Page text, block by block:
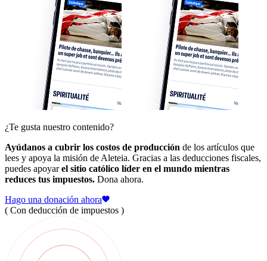
¿Te gusta nuestro contenido?
Ayúdanos a cubrir los costos de producción de los artículos que
lees y apoya la misión de Aleteia. Gracias a las deducciones fiscales,
puedes apoyarel sitio católico líder en el mundo mientras
reduces tus impuestos. Dona ahora.
Hago una donación ahora
( Con deducción de impuestos )